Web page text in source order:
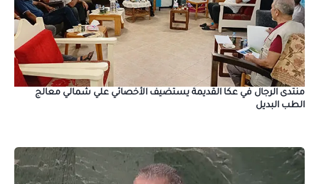
منتدى الرجال في عكا القديمة يستضيف الأخصائي علي شمالي معالج
الطب البديل